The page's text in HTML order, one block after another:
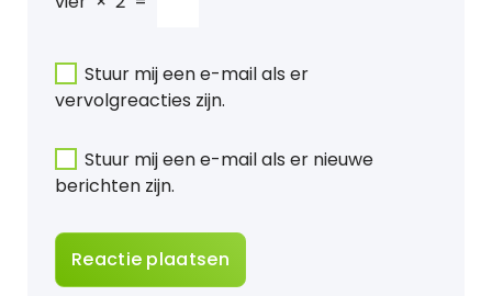
Stuur mij een e-mail als er
vervolgreacties zijn.
Stuur mij een e-mail als er nieuwe
berichten zijn.